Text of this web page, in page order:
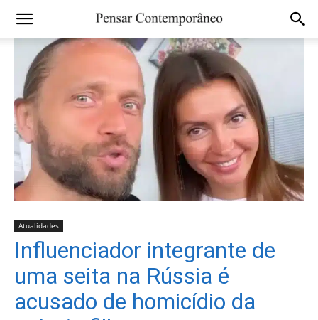
Atualidades
Influenciador integrante de
uma seita na Rússia é
acusado de homicídio da